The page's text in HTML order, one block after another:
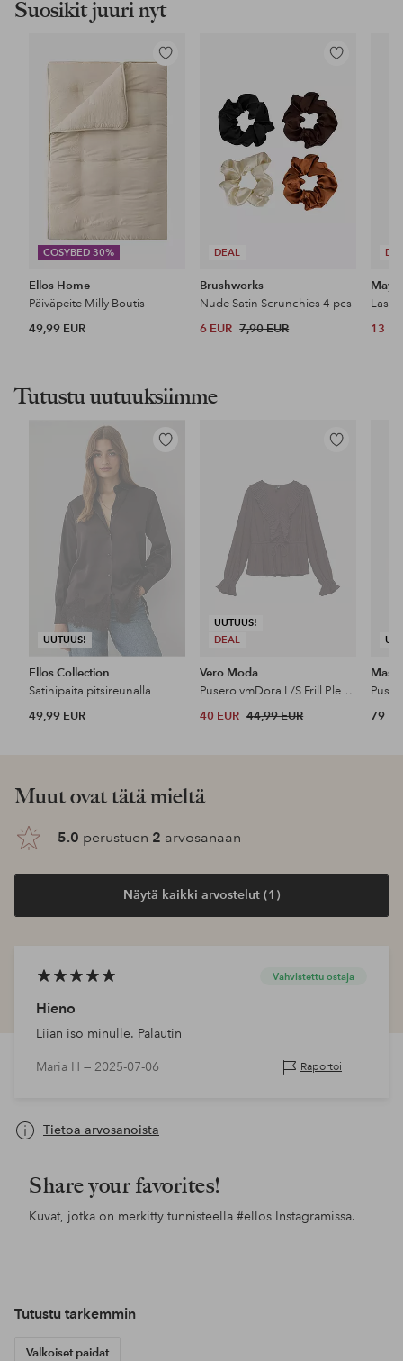
Suosikit juuri nyt
COSYBED 30%
Lisää
Ellos Home
Päiväpeite Milly Boutis
49,99 EUR
DEAL
Lisää
Brushworks
Nude Satin Scrunchies 4 pcs
6 EUR 7,90 EUR 13
Tutustu uutuuksiimme
UUTUUS!
Lisää
Ellos Collection
Satinipaita pitsireunalla
49,99 EUR
UUTUUS!
DEAL
Lisää
Vero Moda
Pusero vmDora L/S Frill Pleat Top
40 EUR 44,99 EUR
Masai
79
Muut ovat tätä mieltä
5.0 perustuen 2 arvosanaan
Näytä kaikki arvostelut (1)
Vahvistettu ostaja
Hieno
Liian iso minulle. Palautin
Maria H — 2025-07-06 Raportoi
Tietoa arvosanoista
Share your favorites!
Kuvat, jotka on merkitty tunnisteella #ellos Instagramissa.
Tutustu tarkemmin
Valkoiset paidat